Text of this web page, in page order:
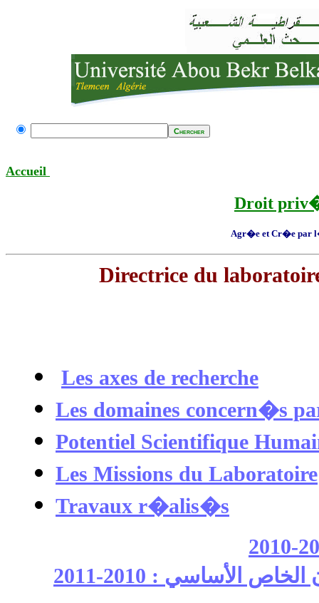
Accueil
Droit
Agr�e et Cr�e par
Directrice du
Les axes de recherche
Les domaines concern�s
Potentiel Scientifique
Les Missions du Laboratoire
Travaux r�alis�s
الأساسي : 2010-2011